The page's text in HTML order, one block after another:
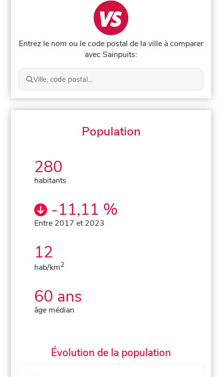
Entrez le nom ou le code postal de la ville à comparer
avec Sainpuits:
Ville, code postal...
Population
280
habitants
-11,11 %
Entre 2017 et 2023
12
hab/km2
60 ans
âge médian
Évolution de la population